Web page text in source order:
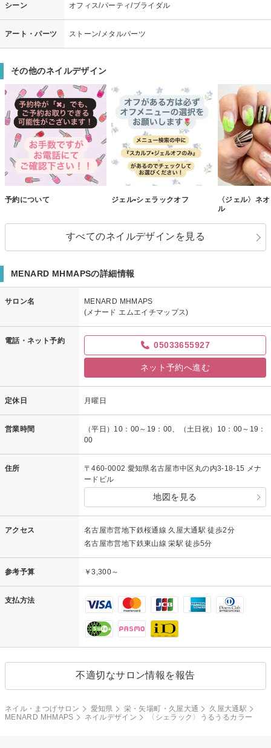
シーン オフィス/パーティ/ブライダル
アート・パーツ ストーン/メタルパーツ
その他のネイルデザイン
予約について ジェル•シェラックオフ
〈ジェル〉ネ
ル
すべてのネイルデザインを見る
MENARD MHMAPSの詳細情報
サロン名
MENARD MHMAPS
(メナード エムエイチマップス)
電話・ネット予約 05033655927
ネット予約へ進む
定休日 月曜日
営業時間
（平日）10：00～19：00、（土日祝）10：00～19：
00
住所
〒460-0002 愛知県名古屋市中区丸の内3-18-15 メナ
ードビル
地図を見る
アクセス
名古屋市営地下鉄桜通線 久屋大通駅 徒歩2分
名古屋市営地下鉄東山線 栄駅 徒歩5分
参考予算 ￥3,300～
支払方法
不適切なサロン情報を報告
ネイル・まつげサロン 愛知県 栄・矢場町・久屋大通
久屋大通駅
MENARD MHMAPS
ネイルデザイン 〈シェラック〉うるうるカラー